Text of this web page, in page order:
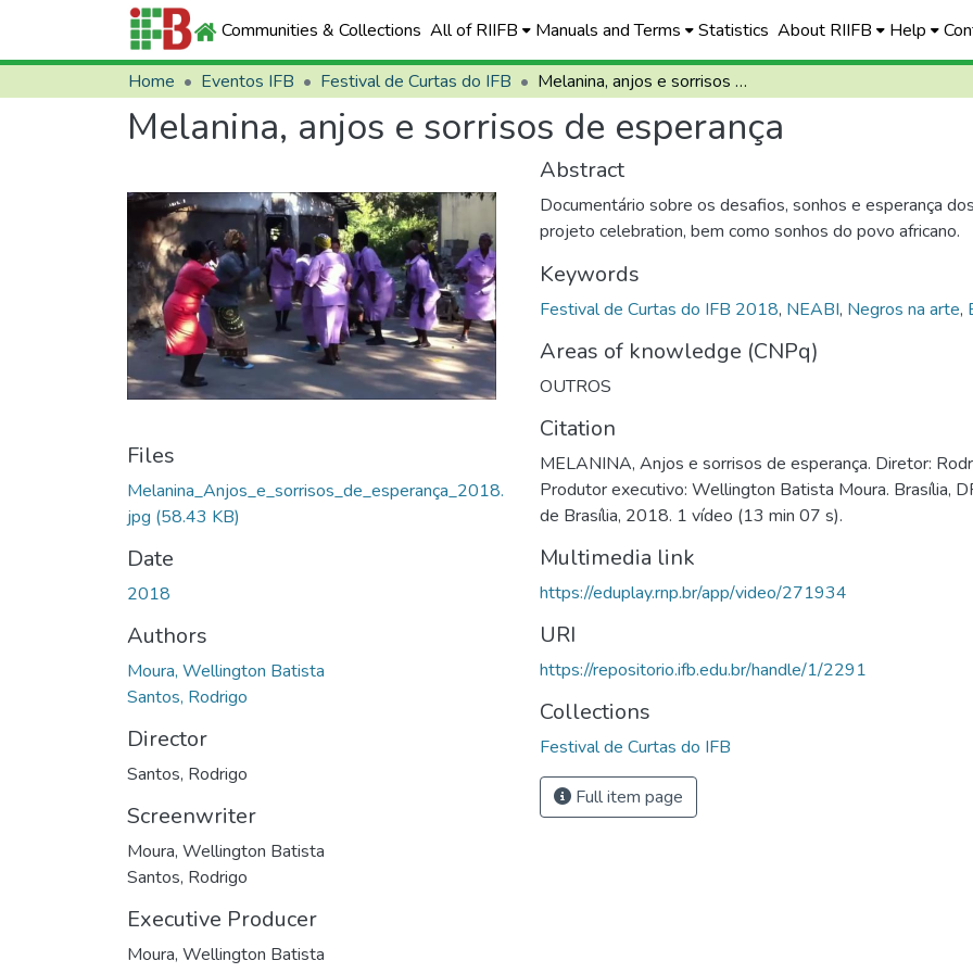
Communities & Collections All of RIIFB Manuals and Terms Statistics About RIIFB Help
Home Eventos IFB Festival de Curtas do IFB Melanina, anjos e sorrisos de esperança
Melanina, anjos e sorrisos de esperança
Files
Melanina_Anjos_e_sorrisos_de_esperança_2018.
jpg (58.43 KB)
Date
2018
Authors
Moura, Wellington Batista
Santos, Rodrigo
Director
Santos, Rodrigo
Screenwriter
Moura, Wellington Batista
Santos, Rodrigo
Executive Producer
Moura, Wellington Batista
Abstract
Documentário sobre os desafios, sonhos e esperança
projeto celebration, bem como sonhos do povo africano.
Keywords
Festival de Curtas do IFB 2018, NEABI, Negros na arte,
Areas of knowledge (CNPq)
OUTROS
Citation
MELANINA, Anjos e sorrisos de esperança. Diretor:
Produtor executivo: Wellington Batista Moura. Brasília,
de Brasília, 2018. 1 vídeo (13 min 07 s).
Multimedia link
https://eduplay.rnp.br/app/video/271934
URI
https://repositorio.ifb.edu.br/handle/1/2291
Collections
Festival de Curtas do IFB
Full item page